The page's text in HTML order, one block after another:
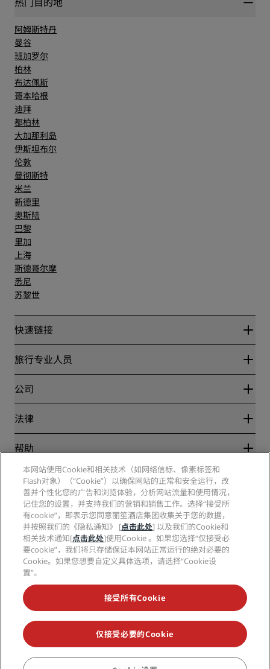
阿姆斯特丹
曼谷
班加罗尔
柏林
布达佩斯
哥本哈根
迪拜
都柏林
大加那利岛
伊斯坦布尔
伦敦
曼彻斯特
米兰
新德里
奥斯陆
巴黎
里加
上海
斯德哥尔摩
悉尼
苏黎世
快速链接
丽赏会
Blog
目的地
丽笙酒店集团APP
体育认证酒店
家庭友好型酒店
健康与安全
旅行专业人员
合作伙伴
公司
丽笙酒店集团
工作机会 RHG
工作机会 PPHE
工作机会 EHL
The Club by RHG
发展机会
责任经营
采购
法律
隐私中心
丽赏会条款和条件
网站使用协议
数字无障碍
现代奴隶制声明
帮助
消费者警示
联系方式
常见问题
网站地图
社交媒体
丽笙酒店集团品牌
不再错失我们最受欢迎的酒店优惠
© 2026 丽笙酒店集团.保留所有权利。RHG丽笙酒店集团、丽筠、丽芮、丽
笙、丽笙精选、丽祺、丽亭、丽柏、丽怡、Prize by Radisson、丽赏会和丽
本网站使用Cookie和相关技术（如网络信标、像素标签和
Flash对象）（“Cookie”）以确保网站的正常和安全运行，改
善并个性化您的广告和浏览体验，分析网站流量和使用情况，
记住您的设置，并支持我们的营销和销售工作。选择“接受所
有cookie”，即表示您同意丽笙酒店集团收集关于您的数据，
并按照我们的《隐私通知》 [点击此处] 以及我们的Cookie和
相关技术通知[点击此处]使用Cookie 。如果您选择“仅接受必
要cookie”，我们将只存储保证本网站正常运行的绝对必要的
Cookie。如果您想要自定义具体选项，请选择“Cookie设
置”。
接受所有Cookie
仅接受必要的Cookie